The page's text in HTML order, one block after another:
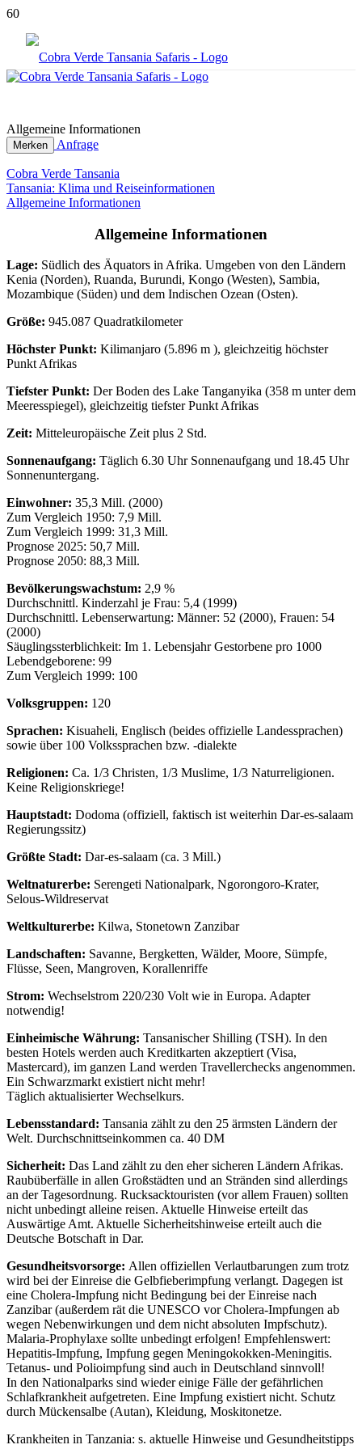
Allgemeine Informationen
Merken Anfrage
Cobra Verde Tansania
Tansania: Klima und Reiseinformationen
Allgemeine Informationen
Allgemeine Informationen
Lage: Südlich des Äquators in Afrika. Umgeben von den Ländern
Kenia (Norden), Ruanda, Burundi, Kongo (Westen), Sambia,
Mozambique (Süden) und dem Indischen Ozean (Osten).
Größe: 945.087 Quadratkilometer
Höchster Punkt: Kilimanjaro (5.896 m ), gleichzeitig höchster
Punkt Afrikas
Tiefster Punkt: Der Boden des Lake Tanganyika (358 m unter dem
Meeresspiegel), gleichzeitig tiefster Punkt Afrikas
Zeit: Mitteleuropäische Zeit plus 2 Std.
Sonnenaufgang: Täglich 6.30 Uhr Sonnenaufgang und 18.45 Uhr
Sonnenuntergang.
Einwohner: 35,3 Mill. (2000)
Zum Vergleich 1950: 7,9 Mill.
Zum Vergleich 1999: 31,3 Mill.
Prognose 2025: 50,7 Mill.
Prognose 2050: 88,3 Mill.
Bevölkerungswachstum: 2,9 %
Durchschnittl. Kinderzahl je Frau: 5,4 (1999)
Durchschnittl. Lebenserwartung: Männer: 52 (2000), Frauen: 54
(2000)
Säuglingssterblichkeit: Im 1. Lebensjahr Gestorbene pro 1000
Lebendgeborene: 99
Zum Vergleich 1999: 100
Volksgruppen: 120
Sprachen: Kisuaheli, Englisch (beides offizielle Landessprachen)
sowie über 100 Volkssprachen bzw. -dialekte
Religionen: Ca. 1/3 Christen, 1/3 Muslime, 1/3 Naturreligionen.
Keine Religionskriege!
Hauptstadt: Dodoma (offiziell, faktisch ist weiterhin Dar-es-salaam
Regierungssitz)
Größte Stadt: Dar-es-salaam (ca. 3 Mill.)
Weltnaturerbe: Serengeti Nationalpark, Ngorongoro-Krater,
Selous-Wildreservat
Weltkulturerbe: Kilwa, Stonetown Zanzibar
Landschaften: Savanne, Bergketten, Wälder, Moore, Sümpfe,
Flüsse, Seen, Mangroven, Korallenriffe
Strom: Wechselstrom 220/230 Volt wie in Europa. Adapter
notwendig!
Einheimische Währung: Tansanischer Shilling (TSH). In den
besten Hotels werden auch Kreditkarten akzeptiert (Visa,
Mastercard), im ganzen Land werden Travellerchecks angenommen.
Ein Schwarzmarkt existiert nicht mehr!
Täglich aktualisierter Wechselkurs.
Lebensstandard: Tansania zählt zu den 25 ärmsten Ländern der
Welt. Durchschnittseinkommen ca. 40 DM
Sicherheit: Das Land zählt zu den eher sicheren Ländern Afrikas.
Raubüberfälle in allen Großstädten und an Stränden sind allerdings
an der Tagesordnung. Rucksacktouristen (vor allem Frauen) sollten
nicht unbedingt alleine reisen. Aktuelle Hinweise erteilt das
Auswärtige Amt. Aktuelle Sicherheitshinweise erteilt auch die
Deutsche Botschaft in Dar.
Gesundheitsvorsorge: Allen offiziellen Verlautbarungen zum trotz
wird bei der Einreise die Gelbfieberimpfung verlangt. Dagegen ist
eine Cholera-Impfung nicht Bedingung bei der Einreise nach
Zanzibar (außerdem rät die UNESCO vor Cholera-Impfungen ab
wegen Nebenwirkungen und dem nicht absoluten Impfschutz).
Malaria-Prophylaxe sollte unbedingt erfolgen! Empfehlenswert:
Hepatitis-Impfung, Impfung gegen Meningokokken-Meningitis.
Tetanus- und Polioimpfung sind auch in Deutschland sinnvoll!
In den Nationalparks sind wieder einige Fälle der gefährlichen
Schlafkrankheit aufgetreten. Eine Impfung existiert nicht. Schutz
durch Mückensalbe (Autan), Kleidung, Moskitonetze.
Krankheiten in Tanzania: s. aktuelle Hinweise und Gesundheitstipps